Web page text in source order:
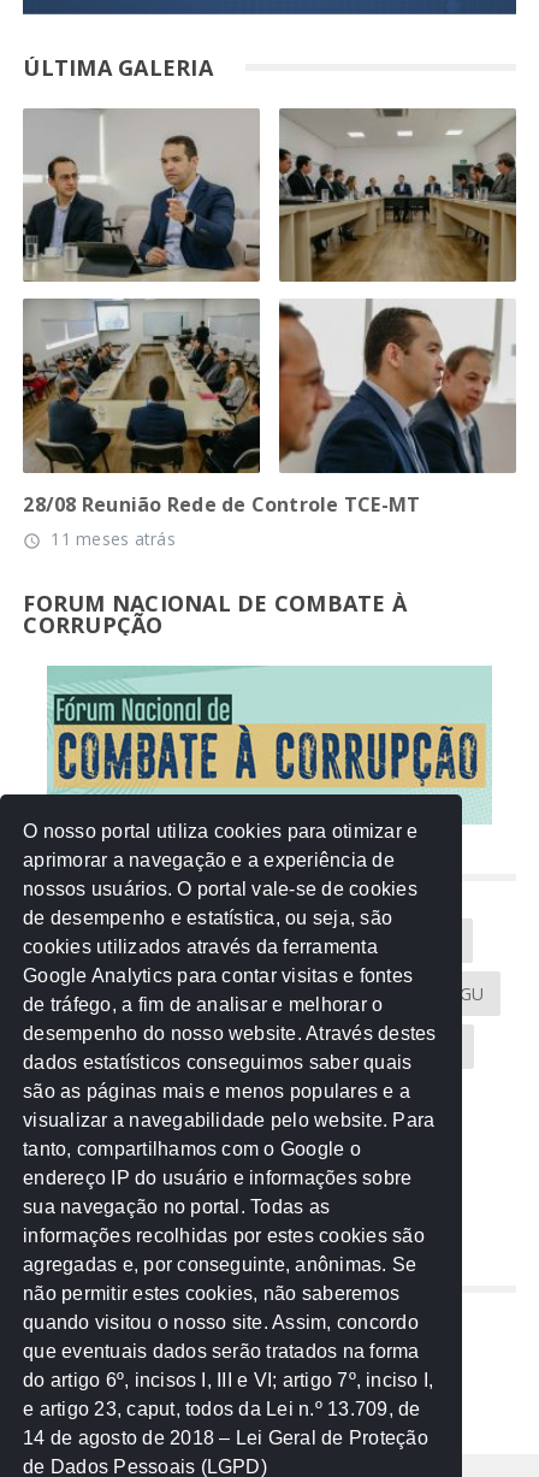
ÚLTIMA GALERIA
28/08 Reunião Rede de Controle TCE-MT
access_time 11 meses atrás
FORUM NACIONAL DE COMBATE À
CORRUPÇÃO
NUVEM DE TAGS
Acontece na Rede AGU AMM
Atricon Audicom CAU-MT CGU
CREA-MT Eventos MPC-MT MPE-MT
MPF Notícias PF PGE-MT PGR
Receita Federal Sem categoria
TCE-MT TCU TRE
REDE NOS ESTADOS
Mato Grosso do Sul
Paraná
Nacional
O nosso portal utiliza cookies para otimizar e
aprimorar a navegação e a experiência de
nossos usuários. O portal vale-se de cookies
de desempenho e estatística, ou seja, são
cookies utilizados através da ferramenta
Google Analytics para contar visitas e fontes
de tráfego, a fim de analisar e melhorar o
desempenho do nosso website. Através destes
dados estatísticos conseguimos saber quais
são as páginas mais e menos populares e a
visualizar a navegabilidade pelo website. Para
tanto, compartilhamos com o Google o
endereço IP do usuário e informações sobre
sua navegação no portal. Todas as
informações recolhidas por estes cookies são
agregadas e, por conseguinte, anônimas. Se
não permitir estes cookies, não saberemos
quando visitou o nosso site. Assim, concordo
que eventuais dados serão tratados na forma
do artigo 6º, incisos I, III e VI; artigo 7º, inciso I,
e artigo 23, caput, todos da Lei n.º 13.709, de
14 de agosto de 2018 – Lei Geral de Proteção
de Dados Pessoais (LGPD)